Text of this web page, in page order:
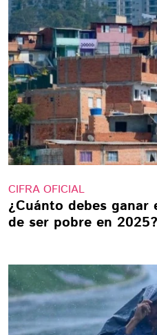
CIFRA OFICIAL
¿Cuánto debes
de ser pobre en